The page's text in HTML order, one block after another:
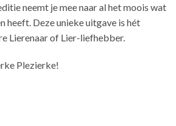
neemt je mee naar al het moois wat
heeft. Deze unieke uitgave is hét
Lierenaar of Lier-liefhebber.
Plezierke!